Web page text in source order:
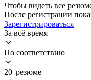
Чтобы видеть все
После регистрации
Зарегистрироваться
За всё время
По соответствию
20 резюме